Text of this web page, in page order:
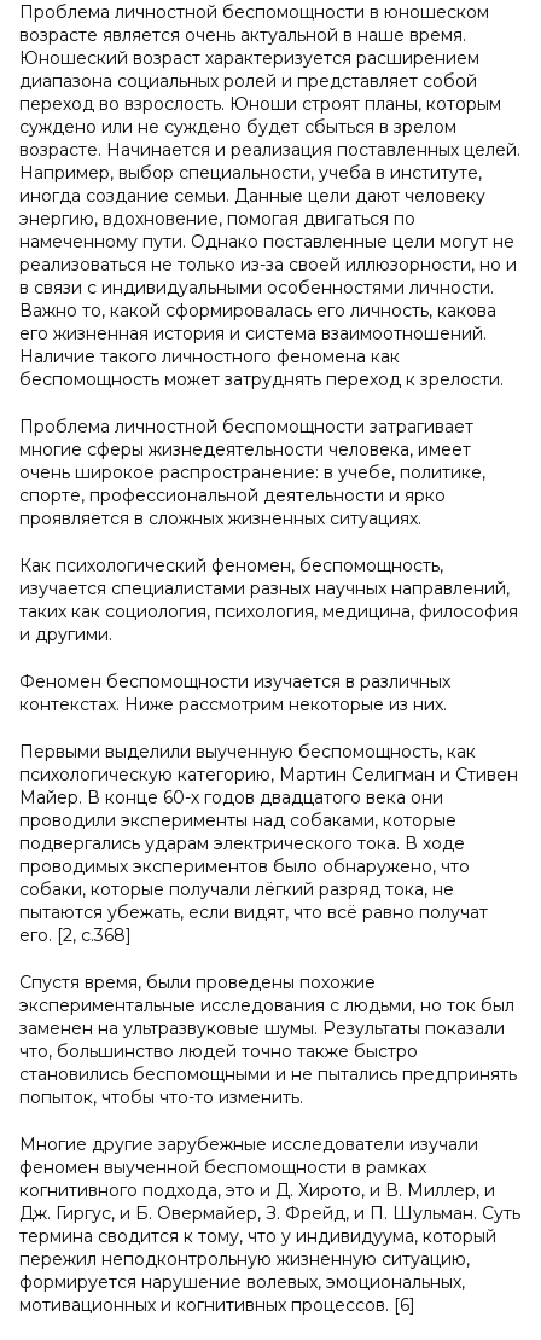
Проблема личностной беспомощности в юношеском
возрасте является очень актуальной в наше время.
Юношеский возраст характеризуется расширением
диапазона социальных ролей и представляет собой
переход во взрослость. Юноши строят планы, которым
суждено или не суждено будет сбыться в зрелом
возрасте. Начинается и реализация поставленных целей.
Например, выбор специальности, учеба в институте,
иногда создание семьи. Данные цели дают человеку
энергию, вдохновение, помогая двигаться по
намеченному пути. Однако поставленные цели могут не
реализоваться не только из-за своей иллюзорности, но и
в связи с индивидуальными особенностями личности.
Важно то, какой сформировалась его личность, какова
его жизненная история и система взаимоотношений.
Наличие такого личностного феномена как
беспомощность может затруднять переход к зрелости.
Проблема личностной беспомощности затрагивает
многие сферы жизнедеятельности человека, имеет
очень широкое распространение: в учебе, политике,
спорте, профессиональной деятельности и ярко
проявляется в сложных жизненных ситуациях.
Как психологический феномен, беспомощность,
изучается специалистами разных научных направлений,
таких как социология, психология, медицина, философия
и другими.
Феномен беспомощности изучается в различных
контекстах. Ниже рассмотрим некоторые из них.
Первыми выделили выученную беспомощность, как
психологическую категорию, Мартин Селигман и Стивен
Майер. В конце 60-х годов двадцатого века они
проводили эксперименты над собаками, которые
подвергались ударам электрического тока. В ходе
проводимых экспериментов было обнаружено, что
собаки, которые получали лёгкий разряд тока, не
пытаются убежать, если видят, что всё равно получат
его. [2, с.368]
Спустя время, были проведены похожие
экспериментальные исследования с людьми, но ток был
заменен на ультразвуковые шумы. Результаты показали
что, большинство людей точно также быстро
становились беспомощными и не пытались предпринять
попыток, чтобы что-то изменить.
Многие другие зарубежные исследователи изучали
феномен выученной беспомощности в рамках
когнитивного подхода, это и Д. Хирото, и В. Миллер, и
Дж. Гиргус, и Б. Овермайер, З. Фрейд, и П. Шульман. Суть
термина сводится к тому, что у индивидуума, который
пережил неподконтрольную жизненную ситуацию,
формируется нарушение волевых, эмоциональных,
мотивационных и когнитивных процессов. [6]